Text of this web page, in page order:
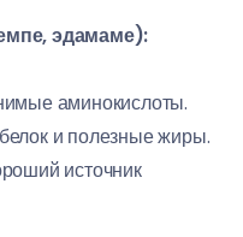
эдамаме):
аминокислоты.
и полезные жиры.
источник